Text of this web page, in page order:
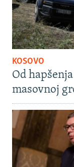
KOSOVO
Od
masovnoj